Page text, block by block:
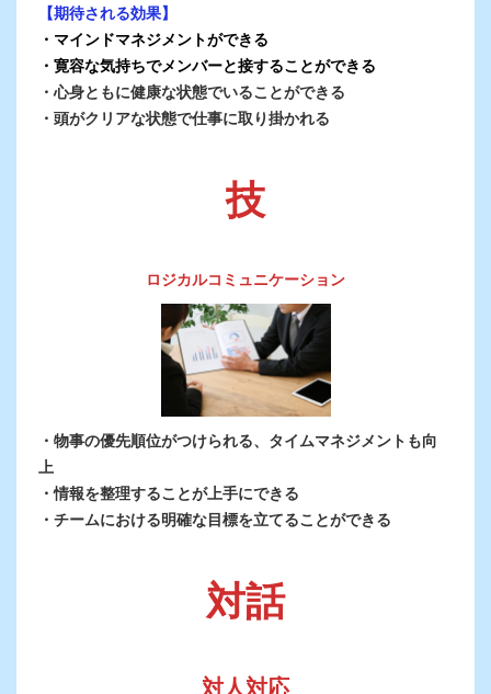
【期待される効果】
・マインドマネジメントができる
・寛容な気持ちでメンバーと接することができる
・心身ともに健康な状態でいることができる
・頭がクリアな状態で仕事に取り掛かれる
技
ロジカルコミュニケーション
・物事の優先順位がつけられる、タイムマネジメントも向
上
・情報を整理することが上手にできる
・チームにおける明確な目標を立てることができる
対話
対人対応